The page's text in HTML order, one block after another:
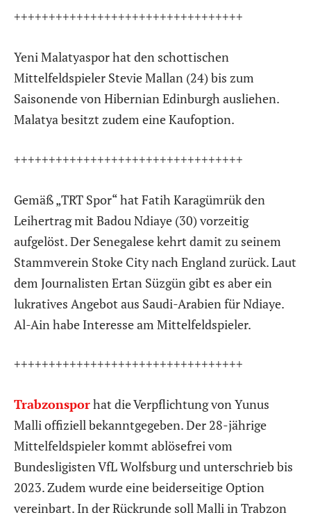
+++++++++++++++++++++++++++++++++
Yeni Malatyaspor hat den schottischen
Mittelfeldspieler Stevie Mallan (24) bis zum
Saisonende von Hibernian Edinburgh ausliehen.
Malatya besitzt zudem eine Kaufoption.
+++++++++++++++++++++++++++++++++
Gemäß „TRT Spor“ hat Fatih Karagümrük den
Leihertrag mit Badou Ndiaye (30) vorzeitig
aufgelöst. Der Senegalese kehrt damit zu seinem
Stammverein Stoke City nach England zurück. Laut
dem Journalisten Ertan Süzgün gibt es aber ein
lukratives Angebot aus Saudi-Arabien für Ndiaye.
Al-Ain habe Interesse am Mittelfeldspieler.
+++++++++++++++++++++++++++++++++
Trabzonsporhat die Verpflichtung von Yunus
Malli offiziell bekanntgegeben. Der 28-jährige
Mittelfeldspieler kommt ablösefrei vom
Bundesligisten VfL Wolfsburg und unterschrieb bis
2023. Zudem wurde eine beiderseitige Option
vereinbart. In der Rückrunde soll Malli in Trabzon